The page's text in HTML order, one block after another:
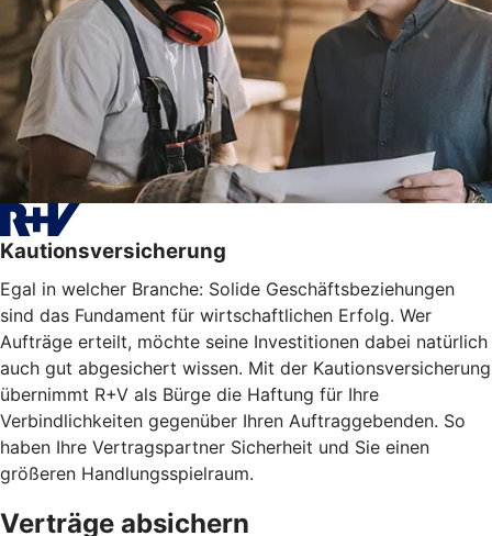
Kautionsversicherung
Egal in welcher Branche: Solide Geschäftsbeziehungen
sind das Fundament für wirtschaftlichen Erfolg. Wer
Aufträge erteilt, möchte seine Investitionen dabei natürlich
auch gut abgesichert wissen. Mit der Kautionsversicherung
übernimmt R+V als Bürge die Haftung für Ihre
Verbindlichkeiten gegenüber Ihren Auftraggebenden. So
haben Ihre Vertragspartner Sicherheit und Sie einen
größeren Handlungsspielraum.
Verträge absichern